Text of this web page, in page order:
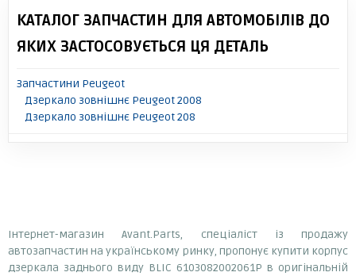
КАТАЛОГ ЗАПЧАСТИН ДЛЯ АВТОМОБІЛІВ ДО
ЯКИХ ЗАСТОСОВУЄТЬСЯ ЦЯ ДЕТАЛЬ
Запчастини Peugeot
Дзеркало зовнішнє Peugeot 2008
Дзеркало зовнішнє Peugeot 208
Інтернет-магазин Avant.Parts, спеціаліст із продажу
автозапчастин на українському ринку, пропонує купити корпус
дзеркала заднього виду BLIC 6103082002061P в оригінальній